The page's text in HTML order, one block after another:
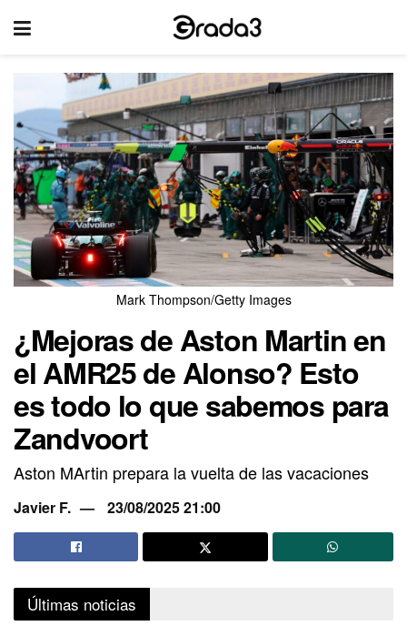
Mark Thompson/Getty Images
¿Mejoras de Aston Martin en
el AMR25 de Alonso? Esto
es todo lo que sabemos para
Zandvoort
Aston MArtin prepara la vuelta de las vacaciones
Javier F. 23/08/2025 21:00
Últimas noticias